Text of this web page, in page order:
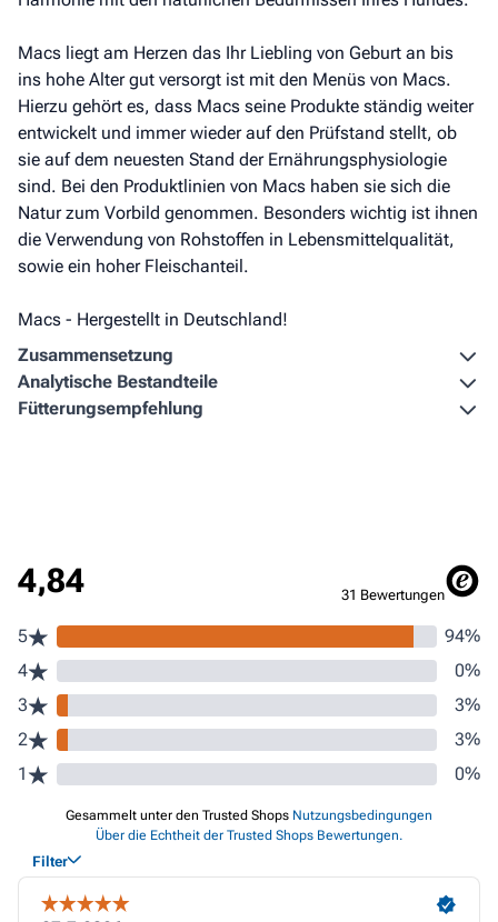
Macs liegt am Herzen das Ihr Liebling von Geburt an bis
ins hohe Alter gut versorgt ist mit den Menüs von Macs.
Hierzu gehört es, dass Macs seine Produkte ständig weiter
entwickelt und immer wieder auf den Prüfstand stellt, ob
sie auf dem neuesten Stand der Ernährungsphysiologie
sind. Bei den Produktlinien von Macs haben sie sich die
Natur zum Vorbild genommen. Besonders wichtig ist ihnen
die Verwendung von Rohstoffen in Lebensmittelqualität,
sowie ein hoher Fleischanteil.
Macs - Hergestellt in Deutschland!
Zusammen­setzung
Analytische Bestandteile
Fütterungs­empfehlung